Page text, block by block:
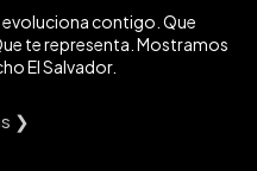
contigo. Que
te representa. Mostramos
El Salvador.
❯